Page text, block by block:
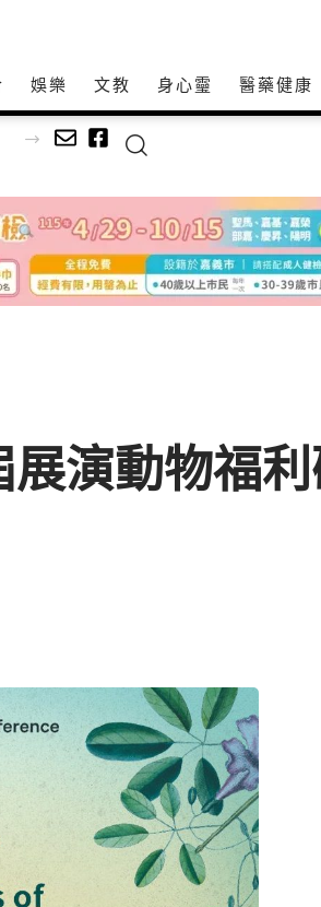
娛樂 文教 身心𩆜 醫藥健康
展演動物福